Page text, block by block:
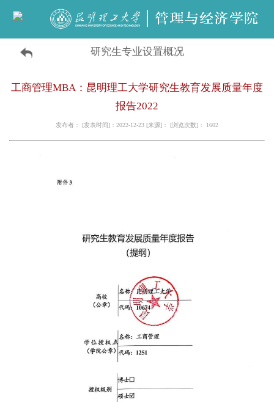
研究生专业设置概况
工商管理MBA：昆明理工大学研究生教育发展质量年度
报告2022
发布者： [发表时间]：2022-12-23 [来源]： [浏览次数]： 1602